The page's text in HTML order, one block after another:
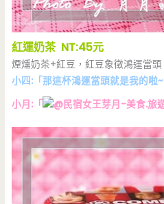
紅運奶茶 NT:45元
煙燻奶茶+紅豆，紅豆象徵鴻運當
小四:「那這杯鴻運當頭就是我的啦
小月:「